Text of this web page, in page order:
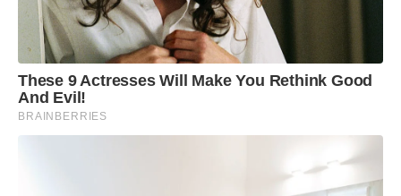
These 9 Actresses Will Make You Rethink Good
And Evil!
BRAINBERRIES